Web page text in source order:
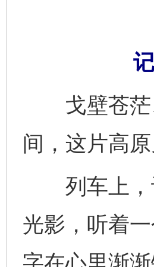
戈壁苍茫
间，这片高
列车上，
光影，听着